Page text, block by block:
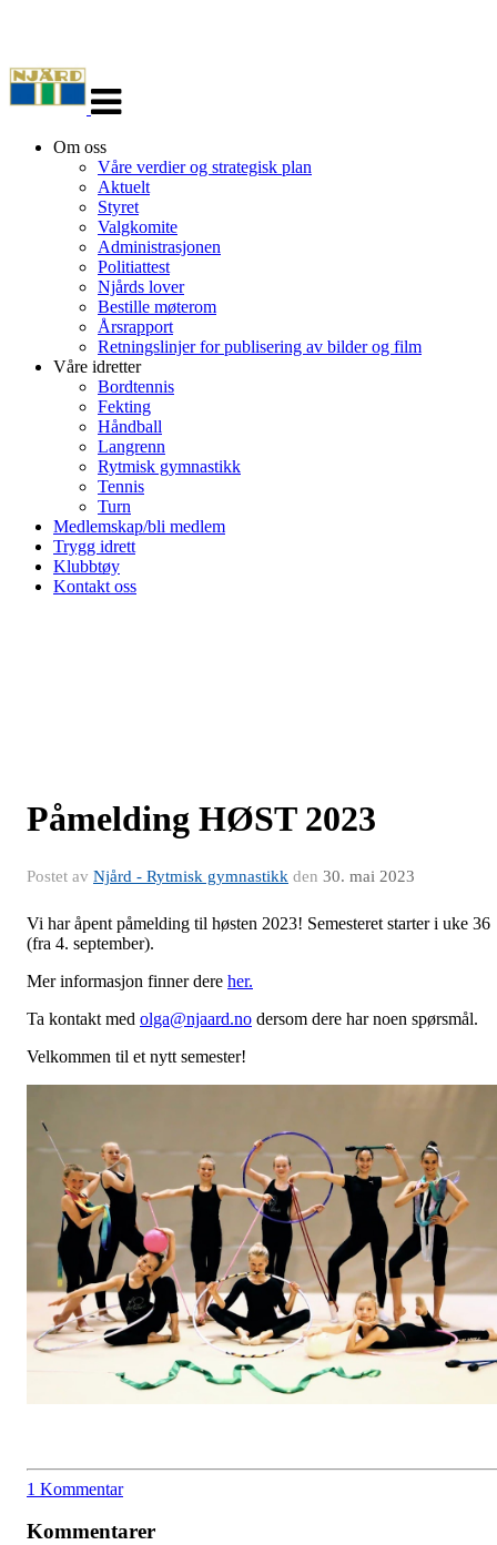
navigasjon
Om oss
Våre verdier og strategisk plan
Aktuelt
Styret
Valgkomite
Administrasjonen
Politiattest
Njårds lover
Bestille møterom
Årsrapport
Retningslinjer for publisering av bilder og film
Våre idretter
Bordtennis
Fekting
Håndball
Langrenn
Rytmisk gymnastikk
Tennis
Turn
Medlemskap/bli medlem
Trygg idrett
Klubbtøy
Kontakt oss
Påmelding HØST 2023
Postet av Njård - Rytmisk gymnastikk den 30. mai 2023
Vi har åpent påmelding til høsten 2023! Semesteret starter i uke 36
(fra 4. september).
Mer informasjon finner dere her.
Ta kontakt med olga@njaard.no dersom dere har noen spørsmål.
Velkommen til et nytt semester!
1 Kommentar
Kommentarer